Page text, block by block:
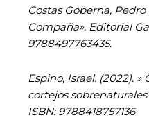
Costas Goberna, Pedro
Compaña». Editorial
9788497763435.
Espino, Israel. (2022).
cortejos
ISBN: 9788418757136